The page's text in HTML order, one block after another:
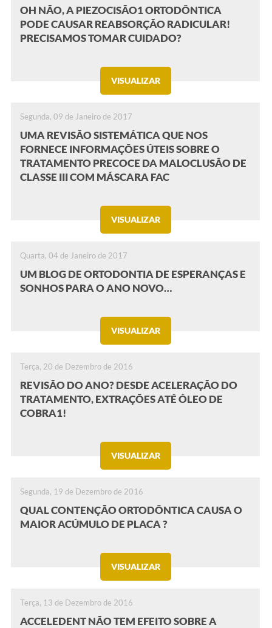
OH NÃO, A PIEZOCISÃO1 ORTODÔNTICA
PODE CAUSAR REABSORÇÃO RADICULAR!
PRECISAMOS TOMAR CUIDADO?
VISUALIZAR
Segunda, 09 de Janeiro de 2017
UMA REVISÃO SISTEMÁTICA QUE NOS
FORNECE INFORMAÇÕES ÚTEIS SOBRE O
TRATAMENTO PRECOCE DA MALOCLUSÃO DE
CLASSE III COM MÁSCARA FAC
VISUALIZAR
Quarta, 04 de Janeiro de 2017
UM BLOG DE ORTODONTIA DE ESPERANÇAS E
SONHOS PARA O ANO NOVO…
VISUALIZAR
Terça, 20 de Dezembro de 2016
REVISÃO DO ANO? DESDE ACELERAÇÃO DO
TRATAMENTO, EXTRAÇÕES ATÉ ÓLEO DE
COBRA1!
VISUALIZAR
Segunda, 19 de Dezembro de 2016
QUAL CONTENÇÃO ORTODÔNTICA CAUSA O
MAIOR ACÚMULO DE PLACA ?
VISUALIZAR
Terça, 13 de Dezembro de 2016
ACCELEDENT NÃO TEM EFEITO SOBRE A